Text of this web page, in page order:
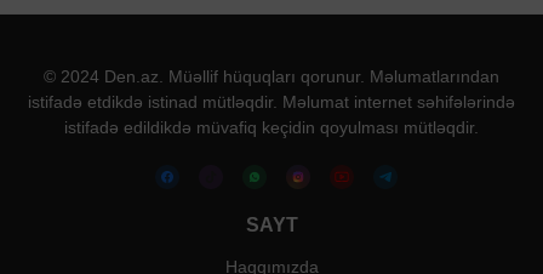
© 2024 Den.az. Müəllif hüquqları qorunur. Məlumatlarından
istifadə etdikdə istinad mütləqdir. Məlumat internet səhifələrində
istifadə edildikdə müvafiq keçidin qoyulması mütləqdir.
SAYT
Haqqımızda